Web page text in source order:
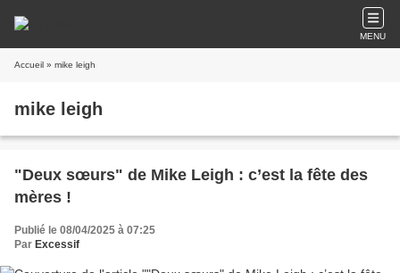
MENU
Accueil » mike leigh
mike leigh
"Deux sœurs" de Mike Leigh : c’est la fête des
mères !
Publié le 08/04/2025 à 07:25
Par Excessif